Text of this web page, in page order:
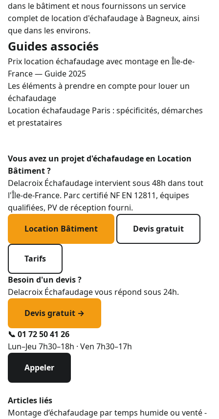
dans le bâtiment et nous fournissons un service
complet de location d'échafaudage à Bagneux, ainsi
que dans les environs.
Guides associés
Prix location échafaudage avec montage en Île-de-
France — Guide 2025
Les éléments à prendre en compte pour louer un
échafaudage
Location échafaudage Paris : spécificités, démarches
et prestataires
Vous avez un projet d'échafaudage en Location
Bâtiment ?
Delacroix Échafaudage intervient sous 48h dans tout
l'Île-de-France. Parc certifié NF EN 12811, équipes
qualifiées, PV de réception fourni.
Location Bâtiment
Devis gratuit
Tarifs
Besoin d'un devis ?
Delacroix Échafaudage vous répond sous 24h.
Devis gratuit →
📞 01 72 50 41 26
Lun–Jeu 7h30–18h · Ven 7h30–17h
Appeler
Articles liés
Montage d’échafaudage par temps humide ou venté -